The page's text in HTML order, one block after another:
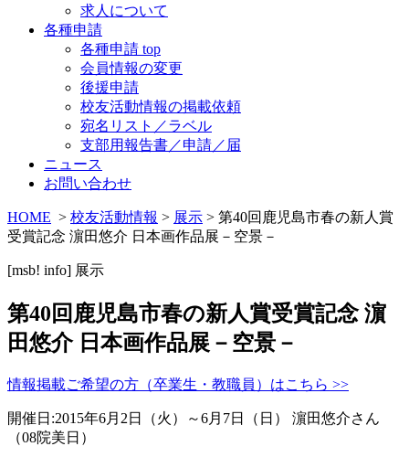
求人について
各種申請
各種申請 top
会員情報の変更
後援申請
校友活動情報の掲載依頼
宛名リスト／ラベル
支部用報告書／申請／届
ニュース
お問い合わせ
HOME > 校友活動情報 > 展示 > 第40回鹿児島市春の新人賞
受賞記念 濵田悠介 日本画作品展－空景－
[msb! info] 展示
第40回鹿児島市春の新人賞受賞記念 濵
田悠介 日本画作品展－空景－
情報掲載ご希望の方（卒業生・教職員）はこちら >>
開催日:2015年6月2日（火）～6月7日（日） 濵田悠介さん
（08院美日）